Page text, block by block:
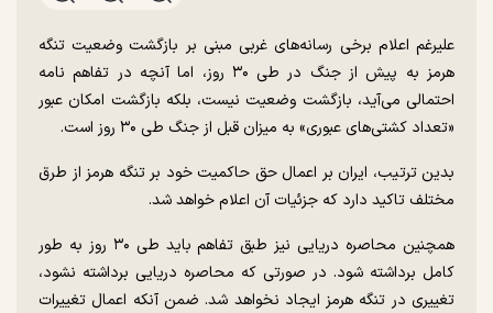
علیرغم اعلام برخی رسانه‌های غربی مبنی بر بازگشت وضعیت تنگه
هرمز به پیش از جنگ در طی ۳۰ روز، اما آنچه در تفاهم نامه
احتمالی می‌آید، بازگشت وضعیت نیست، بلکه بازگشت امکان عبور
«تعداد کشتی‌های عبوری» به میزان قبل از جنگ طی ۳۰ روز است.
بدین ترتیب، ایران بر اعمال حق حاکمیت خود بر تنگه هرمز از طرق
مختلف تاکید دارد که جزئیات آن اعلام خواهد شد.
همچنین محاصره دریایی نیز طبق تفاهم باید طی ۳۰ روز به طور
کامل برداشته شود. در صورتی که محاصره دریایی برداشته نشود،
تغییری در تنگه هرمز ایجاد نخواهد شد. ضمن آنکه اعمال تغییرات